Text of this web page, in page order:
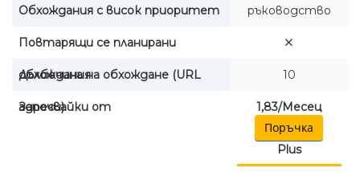
Обхождания с висок приоритет
Повтарящи се планирани
обхождания
Дълбочина на обхождане (URL
адреси)
Започвайки от
ръководство
10
1,83/Месец
Поръчка
Plus